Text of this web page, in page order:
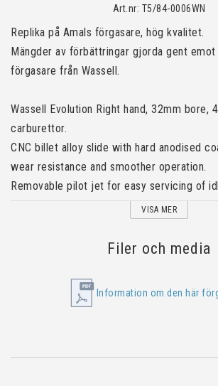
Art.nr: T5/84-0006WN
Replika på Amals förgasare, hög kvalitet.
Mängder av förbättringar gjorda gent emot
förgasare från Wassell.
Wassell Evolution Right hand, 32mm bore,
carburettor.
CNC billet alloy slide with hard anodised
wear resistance and smoother operation.
Removable pilot jet for easy servicing of
Fully adjustable ethanol resistant float
Passivated corrosion and fuel stain
VISA MER
Filer och media
Information om den här